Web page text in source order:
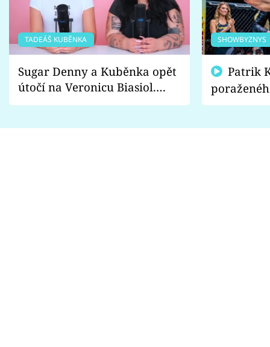
TADEÁŠ KUBĚNKA
Sugar Denny a Kuběnka opět
útočí na Veronicu Biasiol.
Proč je podle nich falešná a
SHOWBYZNYS
fanoušci